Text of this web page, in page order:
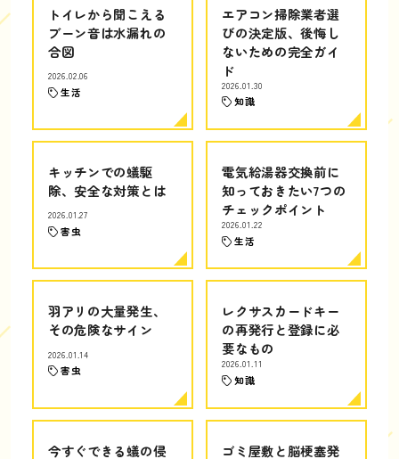
トイレから聞こえる
ブーン音は水漏れの
合図
2026.02.06
生活
エアコン掃除業者選
びの決定版、後悔し
ないための完全ガイ
ド
2026.01.30
知識
キッチンでの蟻駆
除、安全な対策とは
2026.01.27
害虫
電気給湯器交換前に
知っておきたい7つの
チェックポイント
2026.01.22
生活
羽アリの大量発生、
その危険なサイン
2026.01.14
害虫
レクサスカードキー
の再発行と登録に必
要なもの
2026.01.11
知識
今すぐできる蟻の侵
ゴミ屋敷と脳梗塞発